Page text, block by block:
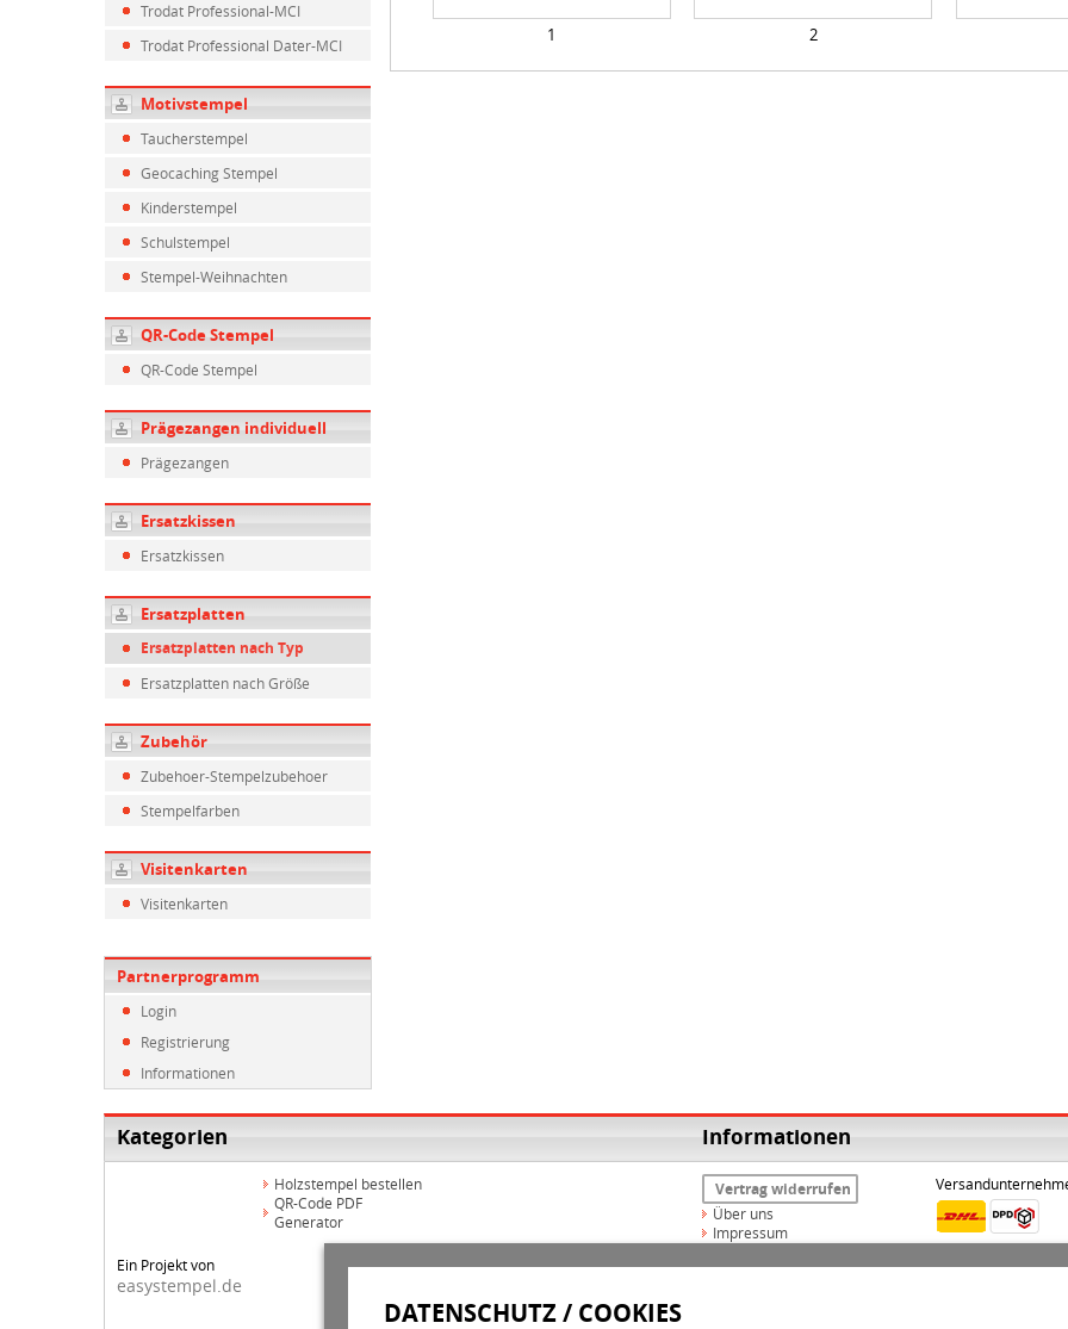
DATENSCHUTZ / COOKIES
Trodat Professional-MCI
Trodat Professional Dater-MCI
Motivstempel
Taucherstempel
Geocaching Stempel
Kinderstempel
Schulstempel
Stempel-Weihnachten
QR-Code Stempel
QR-Code Stempel
Prägezangen individuell
Prägezangen
Ersatzkissen
Ersatzkissen
Ersatzplatten
Ersatzplatten nach Typ
Ersatzplatten nach Größe
Zubehör
Zubehoer-Stempelzubehoer
Stempelfarben
Visitenkarten
Visitenkarten
Partnerprogramm
Login
Registrierung
Informationen
1 2
Kategorien Informationen
Holzstempel bestellen
QR-Code PDF
Generator
Ein Projekt von
easystempel.de
Vertrag widerrufen
Über uns
Impressum
AGB